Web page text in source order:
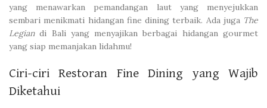
yang menawarkan pemandangan laut yang menyejukkan
sembari menikmati hidangan fine dining terbaik. Ada juga The
Legiandi Bali yang menyajikan berbagai hidangan gourmet
yang siap memanjakan lidahmu!
Ciri-ciri Restoran Fine Dining yang Wajib
Diketahui